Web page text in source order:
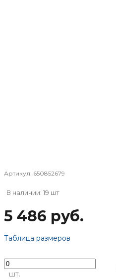
Артикул: 650852679
В наличии: 19 шт
5 486 руб.
Таблица размеров
шт.